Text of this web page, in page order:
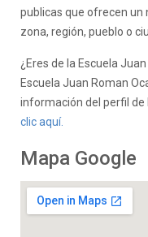
publicas que ofrecen un
zona, región, pueblo o
¿Eres de la Escuela
Escuela Juan Roman
información del perfil de
clic aquí.
Mapa Google